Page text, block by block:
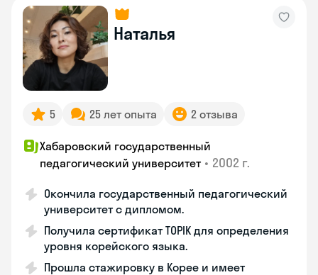
Наталья
5 25 лет опыта 2 отзыва
Хабаровский государственный
педагогический университет • 2002 г.
Окончила государственный педагогический
университет с дипломом.
Получила сертификат TOPIK для определения
уровня корейского языка.
Прошла стажировку в Корее и имеет